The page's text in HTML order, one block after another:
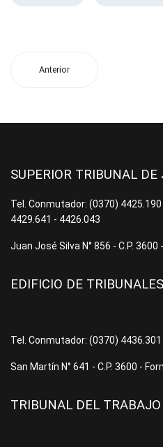
Anterior
SUPERIOR TRIBUNAL DE
Tel. Conmutador: (0370)
4429.641 - 4426.043
Juan José Silva N° 856 - C.P. 3600
EDIFICIO DE TRIBUNALES
Tel. Conmutador: (0370)
San Martín N° 641 - C.P. 3600 -
TRIBUNAL DEL TRABAJO